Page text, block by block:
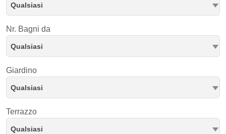
Qualsiasi
Nr. Bagni da
Qualsiasi
Giardino
Qualsiasi
Terrazzo
Qualsiasi